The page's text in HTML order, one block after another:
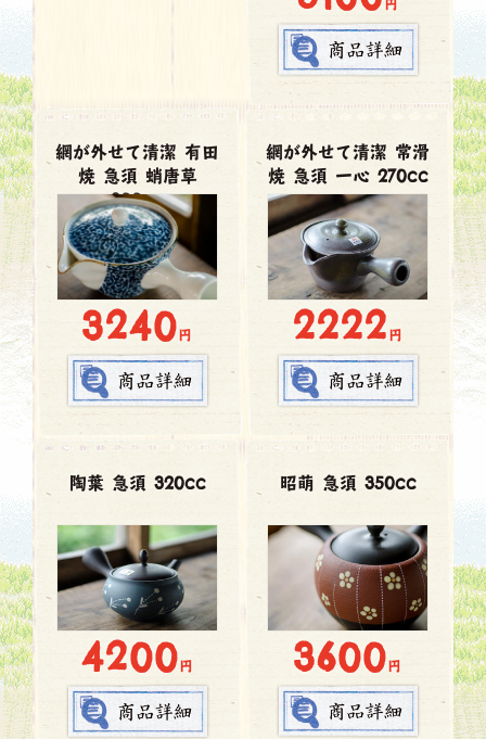
円
網が外せて清潔 有田
焼 急須 蛸唐草
300cc
3240円
網が外せて清潔 常滑
焼 急須 一心 270cc
2222円
陶葉 急須 320cc
4200円
昭萌 急須 350cc
3600円